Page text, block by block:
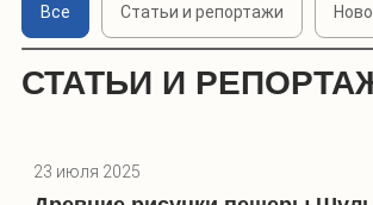
Все Статьи и репортажи
СТАТЬИ И
23 июля 2025